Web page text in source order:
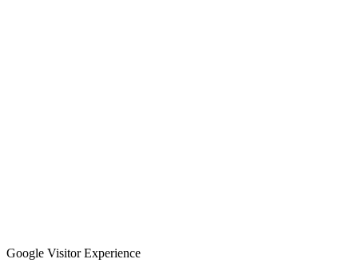
Google Visitor Experience